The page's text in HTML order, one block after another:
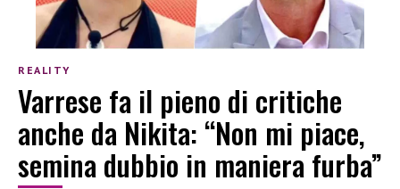
REALITY
Varrese fa il pieno di critiche
anche da Nikita: “Non mi piace,
semina dubbio in maniera furba”